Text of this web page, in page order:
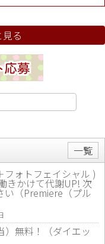
る
一覧
フォトフェイシャル )
きかけて代謝UP! 次
い（Premiere（プル
）無料！（ダイエッ